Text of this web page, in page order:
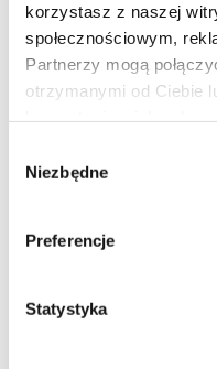
korzystasz z naszej
społecznościowym,
Partnerzy mogą
otrzymanymi od Ciebie
zgody
Niezbędne
Preferencje
Statystyka
*******